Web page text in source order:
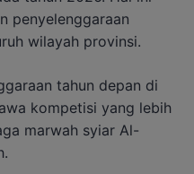
penyelenggaraan
wilayah provinsi.
tahun depan di
kompetisi yang lebih
marwah syiar Al-